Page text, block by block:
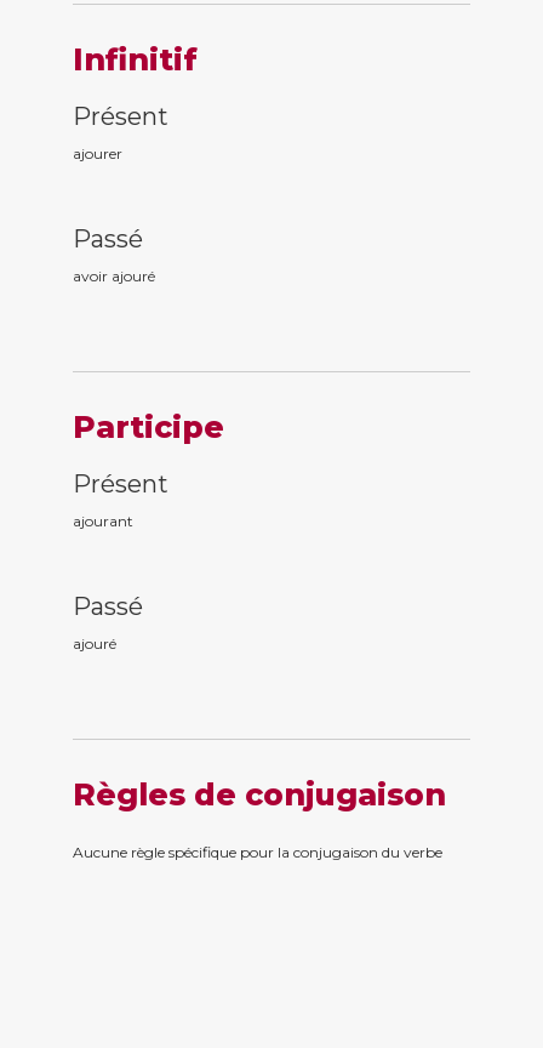
Infinitif
Présent
ajourer
Passé
avoir ajouré
Participe
Présent
ajourant
Passé
ajouré
Règles de conjugaison
Aucune règle spécifique pour la conjugaison du verbe